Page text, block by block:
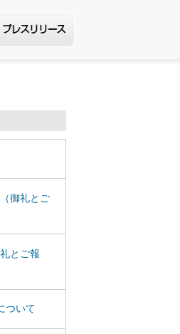
御礼とご
とご報
ついて